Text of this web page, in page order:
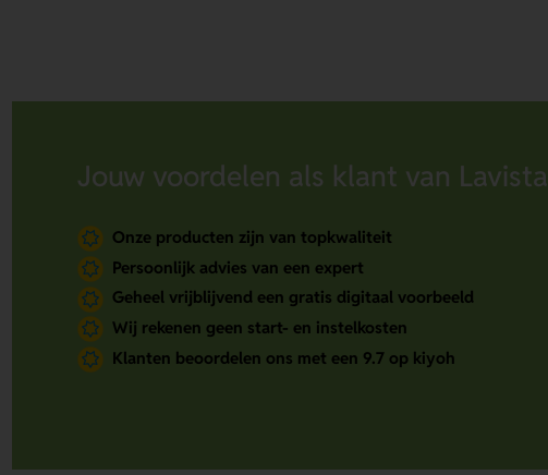
Jouw voordelen als klant van Lavista
Onze producten zijn van topkwaliteit
Persoonlijk advies van een expert
Geheel vrijblijvend een gratis digitaal voorbeeld
Wij rekenen geen start- en instelkosten
Klanten beoordelen ons met een 9.7 op kiyoh